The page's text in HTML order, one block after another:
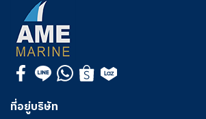
ที่อยู่บริษัท